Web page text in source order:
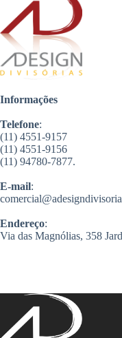
Informações
Telefone:
(11) 4551-9157
(11) 4551-9156
(11) 94780-7877.
E-mail:
Endereço:
Via das Magnólias, 358